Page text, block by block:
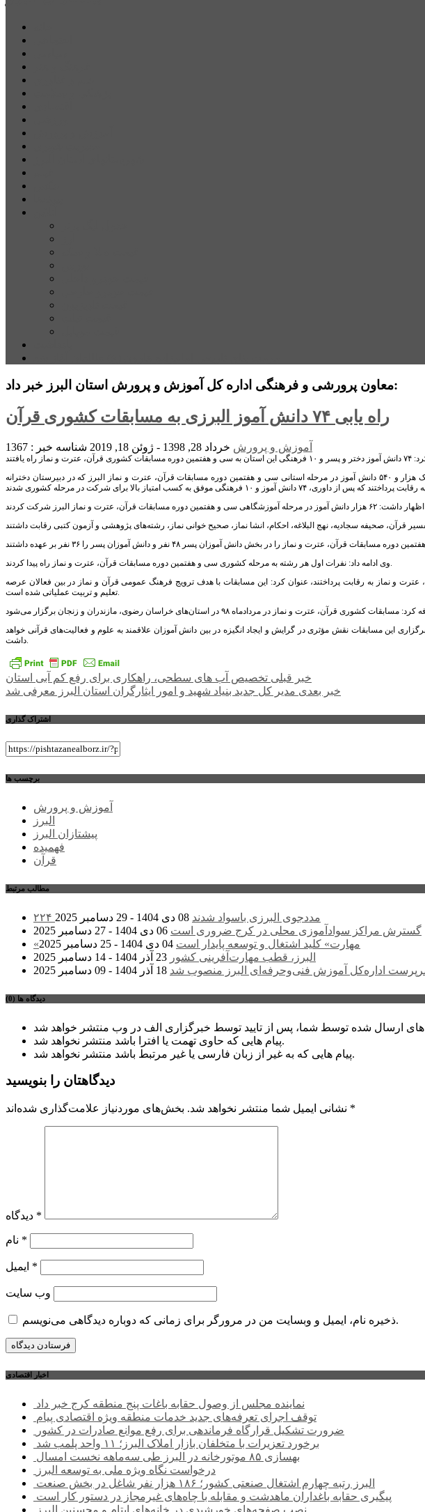
معاون پرورشی و فرهنگی اداره کل آموزش و پرورش استان البرز خبر داد:
راه یابی ۷۴ دانش آموز البرزی به مسابقات کشوری قرآن
آموزش و پرورش خرداد 28, 1398 - ژوئن 18, 2019 شناسه خبر : 1367
به گزارش پایگاه خبری پیشتازان البرز، فرشته فهمیده با اعلام این خبر افزود: یک هزار و ۵۴۰ دانش آموز در مرحله استانی سی و هفتمین دوره مسابقات قرآن، عترت و نماز البرز که در دبیرستان دخترانه
وی ادامه داد: نفرات اول هر رشته به مرحله کشوری سی و هفتمین دوره مسابقات قرآن، عترت و نماز راه پیدا کردند.
مرحله استانی مسابقات قرآن، عترت و نماز به رقابت پرداختند، عنوان کرد: این مسابقات با هدف ترویج فرهنگ عمومی قرآن و نماز در بین فعالان عرصه
تعلیم و تربیت عملیاتی شده است.
این مسابقات نقش مؤثری در گرایش و ایجاد انگیزه در بین دانش آموزان علاقمند به علوم و فعالیت‌های قرآنی خواهد
داشت.
راهبری
نوشته
خبر قبلی تخصیص آب های سطحی، راهکاری برای رفع کم آبی استان
خبر بعدی مدیر کل جدید بنیاد شهید و امور ایثارگران استان البرز معرفی شد
اشتراک گذاری
برچسب ها
آموزش و پرورش
البرز
پیشتازان البرز
فهمیده
قرآن
مطالب مرتبط
۲۲۴ مددجوی البرزی باسواد شدند 08 دی 1404 - 29 دسامبر 2025
گسترش مراکز سوادآموزی محلی در کرج ضروری است 06 دی 1404 - 27 دسامبر 2025
«مهارت» کلید اشتغال و توسعه پایدار است 04 دی 1404 - 25 دسامبر 2025
البرز، قطب مهارت‌آفرینی کشور 23 آذر 1404 - 14 دسامبر 2025
اداره‌کل آموزش فنی‌وحرفه‌ای البرز منصوب شد 18 آذر 1404 - 09 دسامبر 2025
دیدگاه ها (0)
پیام هایی که حاوی تهمت یا افترا باشد منتشر نخواهد شد.
پیام هایی که به غیر از زبان فارسی یا غیر مرتبط باشد منتشر نخواهد شد.
دیدگاهتان را بنویسید
نشانی ایمیل شما منتشر نخواهد شد. *
*
*
*
وب‌ سایت
ذخیره نام، ایمیل و وبسایت من در مرورگر برای زمانی که دوباره دیدگاهی می‌نویسم.
اخبار اقتصادی
نماینده مجلس از وصول حقابه باغات پنج منطقه کرج خبر داد
توقف اجرای تعرفه‌های جدید خدمات منطقه ویژه اقتصادی پیام
ضرورت تشکیل قرارگاه فرماندهی برای رفع موانع صادرات در کشور
برخورد تعزیرات با متخلفان بازار املاک البرز؛ ۱۱ واحد پلمب شد
بهسازی ۸۵ موتورخانه در البرز طی سه‌ماهه نخست امسال
درخواست نگاه ویژه ملی به توسعه البرز
البرز رتبه چهارم اشتغال صنعتی کشور؛ ۱۸۶ هزار نفر شاغل در بخش صنعت
پیگیری حقابه باغداران ماهدشت و مقابله با چاه‌های غیرمجاز در دستور کار است
نصب صفحه‌های خورشیدی در خانه‌های ایتام و محسنین البرز